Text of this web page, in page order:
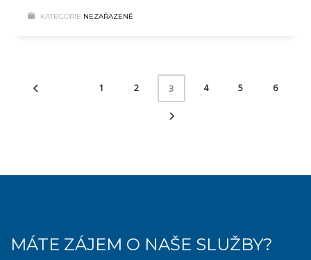
KATEGORIE NEZAŘAZENÉ
1 2 3 4 5 6
MÁTE ZÁJEM O NAŠE SLUŽBY?